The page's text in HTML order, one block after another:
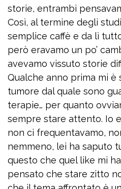
storie, entrambi
Così, al termine degli
semplice caffè e da lì
però eravamo un po’
avevamo vissuto storie
Qualche anno prima mi
tumore dal quale sono
terapie… per quanto
sempre stare attento. Io
non ci frequentavamo,
nemmeno, lei ha saputo
questo che quel like mi
pensato che stare zitto